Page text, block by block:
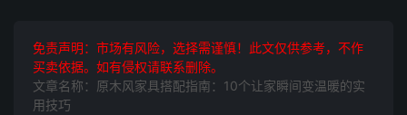
免责声明：市场有风险，选择需谨慎！此文仅供参考，不作
买卖依据。如有侵权请联系删除。
文章名称：原木风家具搭配指南：10个让家瞬间变温暖的实
用技巧